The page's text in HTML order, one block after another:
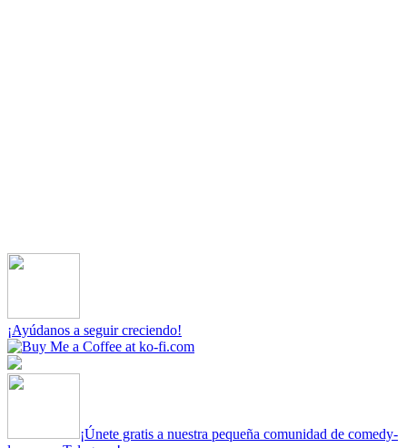
¡Ayúdanos a seguir creciendo!
¡Únete gratis a nuestra pequeña comunidad de comedy-